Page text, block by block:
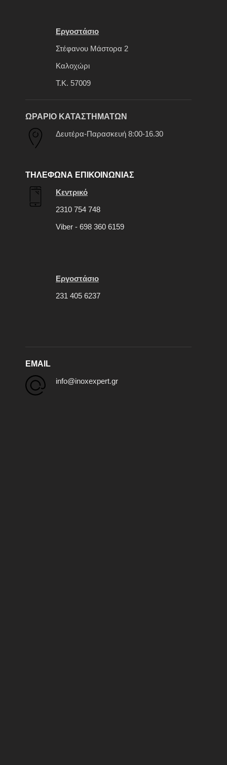
Εργοστάσιο
Στέφανου Μάστορα 2
Καλοχώρι
Τ.Κ. 57009
ΩΡΑΡΙΟ ΚΑΤΑΣΤΗΜΑΤΩΝ
Δευτέρα-Παρασκευή 8:00-16.30
ΤΗΛΕΦΩΝΑ ΕΠΙΚΟΙΝΩΝΙΑΣ
Κεντρικό
2310 754 748
Viber - 698 360 6159
Εργοστάσιο
231 405 6237
EMAIL
info@inoxexpert.gr